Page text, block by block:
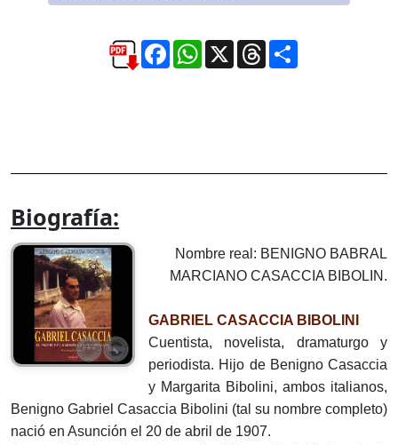
FacebookWhatsApp
X ThreadsCompartir
Biografía:
Nombre real: BENIGNO BABRAL
MARCIANO CASACCIA BIBOLIN.
GABRIEL CASACCIA BIBOLINI
Cuentista, novelista, dramaturgo y
periodista. Hijo de Benigno Casaccia
y Margarita Bibolini, ambos italianos,
Benigno Gabriel Casaccia Bibolini (tal su nombre completo)
nació en Asunción el 20 de abril de 1907.